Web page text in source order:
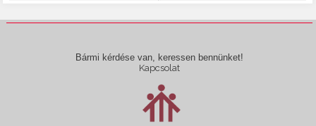
Bármi kérdése van, keressen bennünket!
Kapcsolat